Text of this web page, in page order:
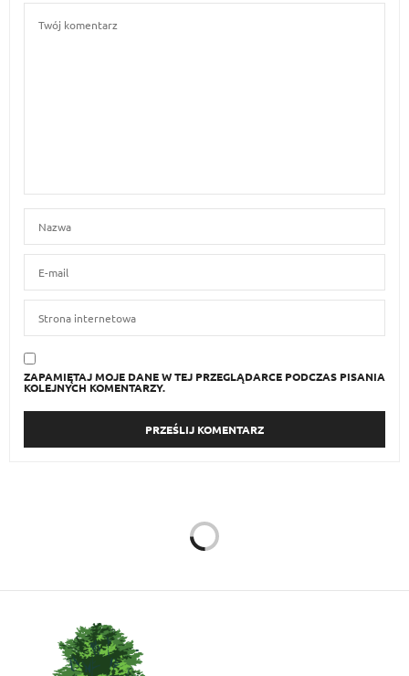
ZAPAMIĘTAJ MOJE DANE W TEJ PRZEGLĄDARCE PODCZAS PISANIA
KOLEJNYCH KOMENTARZY.
Moje miejsca: Irlandia